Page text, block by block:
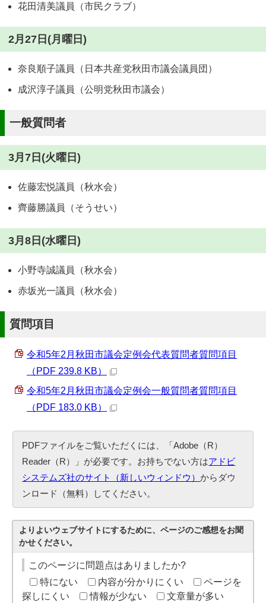
花田清美議員（市民クラブ）
2月27日(月曜日)
奈良順子議員（日本共産党秋田市議会議員団）
成沢淳子議員（公明党秋田市議会）
一般質問者
3月7日(火曜日)
佐藤宏悦議員（秋水会）
齊藤勝議員（そうせい）
3月8日(水曜日)
小野寺誠議員（秋水会）
赤坂光一議員（秋水会）
質問項目
令和5年2月秋田市議会定例会代表質問者質問項目
（PDF 239.8 KB）
令和5年2月秋田市議会定例会一般質問者質問項目
（PDF 183.0 KB）
PDFファイルをご覧いただくには、「Adobe（R）
Reader（R）」が必要です。お持ちでない方はアドビ
システムズ社のサイト（新しいウィンドウ）からダウ
ンロード（無料）してください。
よりよいウェブサイトにするために、ページのご感想をお聞
かせください。
このページに問題点はありましたか?
特にない
内容が分かりにくい
ページを
探しにくい
情報が少ない 文章量が多い